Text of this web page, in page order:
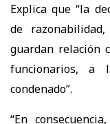
Explica que “la
de
guardan relación
funcionarios, a
condenado”.
“En consecuencia,